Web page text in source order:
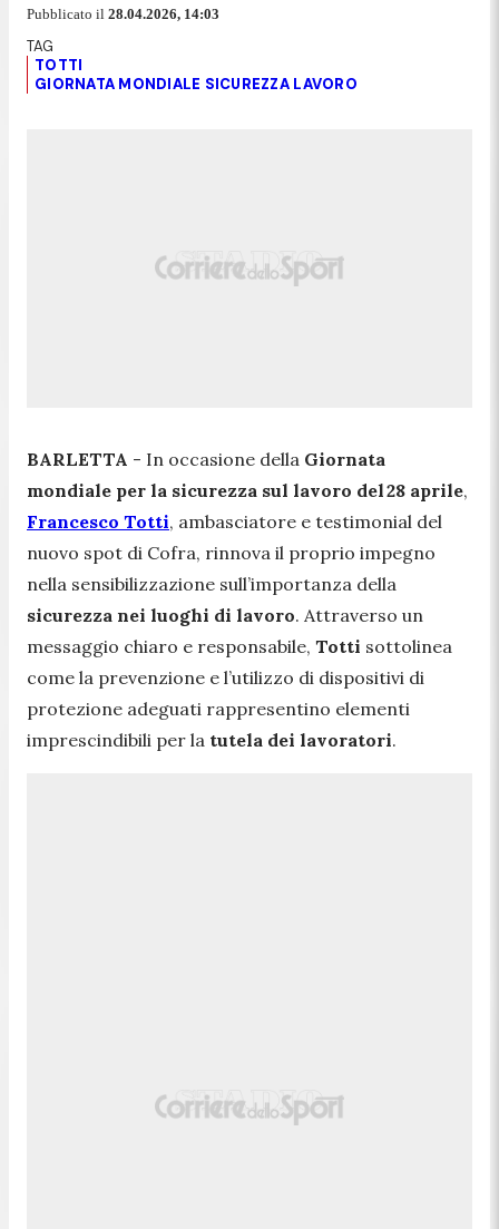
Pubblicato il 28.04.2026, 14:03
TOTTI
GIORNATA MONDIALE SICUREZZA LAVORO
BARLETTA - In occasione della Giornata
mondiale per la sicurezza sul lavoro del 28 aprile,
Francesco Totti, ambasciatore e testimonial del
nuovo spot di Cofra, rinnova il proprio impegno
nella sensibilizzazione sull’importanza della
sicurezza nei luoghi di lavoro. Attraverso un
messaggio chiaro e responsabile, Totti sottolinea
come la prevenzione e l’utilizzo di dispositivi di
protezione adeguati rappresentino elementi
imprescindibili per la tutela dei lavoratori.